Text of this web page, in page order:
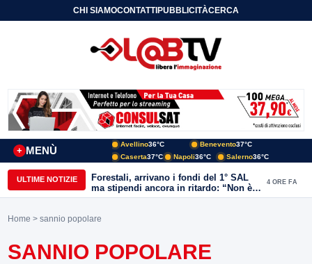
CHI SIAMOCONTATTIPUBBLICITÀCERCA
MENÙ
+
Avellino36°C Benevento37°C
Caserta37°C Napoli36°C Salerno36°C
ULTIME NOTIZIE
Forestali, arrivano i fondi del 1° SAL
ma stipendi ancora in ritardo: “Non è
più sostenibile”
4 ORE FA
Home > sannio popolare
SANNIO POPOLARE